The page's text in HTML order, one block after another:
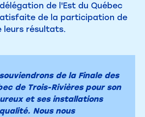
de l'Est du Québec
de la participation de
leurs résultats.
de la Finale des
de Trois-Rivières pour son
et ses installations
Nous nous